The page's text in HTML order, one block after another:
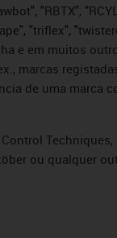
"RBTX",
"triflex",
e em muitos
marcas
de uma marca
Techniques,
ou qualquer